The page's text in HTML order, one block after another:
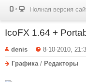
Полная версия
IcoFX 1.64 +
denis 8-10-2010,
Графика / Редакторы